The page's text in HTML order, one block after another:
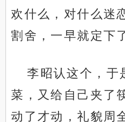
欢什么，对什么迷
割舍，一早就定下
李昭认这个，于
菜，又给自己夹了
动了才动，礼貌周